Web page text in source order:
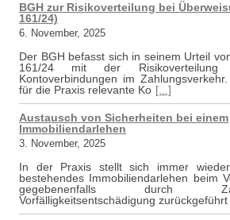
BGH zur Risikoverteilung bei
161/24)
6. November, 2025
Der BGH befasst sich in seinem Urteil
161/24 mit der Risikoverteilung
Kontoverbindungen im
für die Praxis relevante Ko [...]
Austausch von Sicherheiten bei einem
Immobiliendarlehen
3. November, 2025
In der Praxis stellt sich immer
bestehendes Immobiliendarlehen beim
gegebenenfalls durch
Vorfälligkeitsentschädigung